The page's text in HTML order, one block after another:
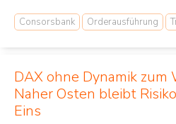
Consorsbank Orderausführung
DAX ohne Dynamik zum
Naher Osten bleibt
Eins